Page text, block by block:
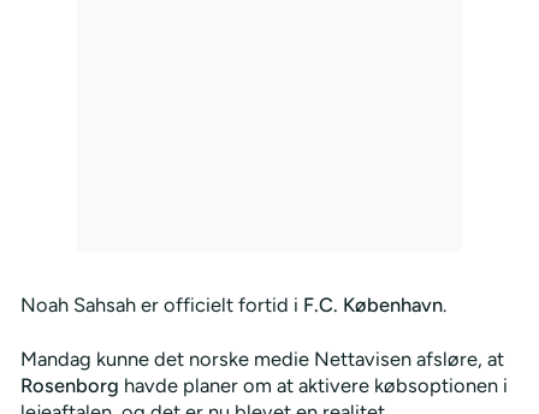
Noah Sahsah er officielt fortid i F.C. København.
Mandag kunne det norske medie Nettavisen afsløre, at
Rosenborg havde planer om at aktivere købsoptionen i